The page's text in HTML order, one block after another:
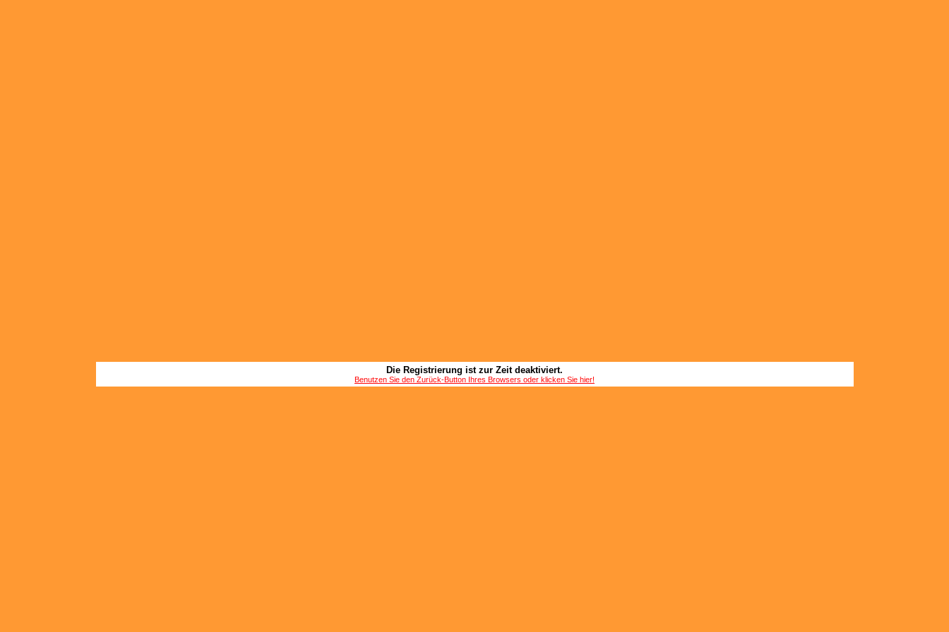
Die Registrierung ist zur Zeit deaktiviert.
Benutzen Sie den Zurück-Button Ihres Browsers oder klicken Sie hier!